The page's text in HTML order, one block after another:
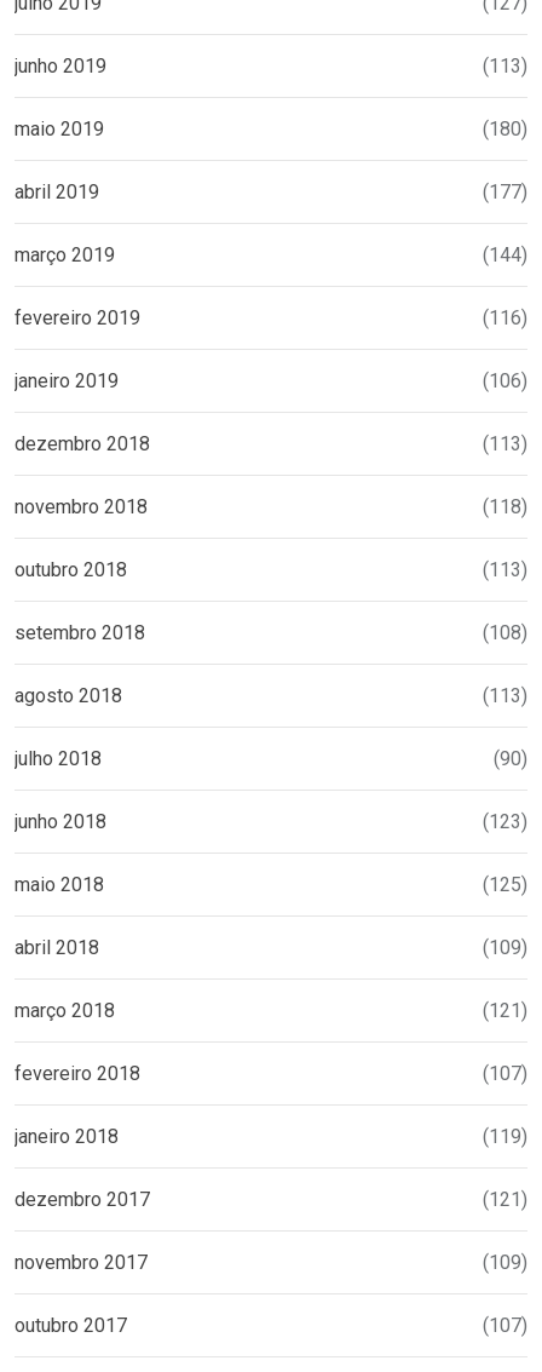
junho 2019 (113)
maio 2019 (180)
abril 2019 (177)
março 2019 (144)
fevereiro 2019 (116)
janeiro 2019 (106)
dezembro 2018 (113)
novembro 2018 (118)
outubro 2018 (113)
setembro 2018 (108)
agosto 2018 (113)
julho 2018 (90)
junho 2018 (123)
maio 2018 (125)
abril 2018 (109)
março 2018 (121)
fevereiro 2018 (107)
janeiro 2018 (119)
dezembro 2017 (121)
novembro 2017 (109)
outubro 2017 (107)